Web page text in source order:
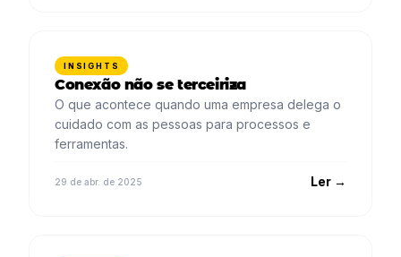
INSIGHTS
Conexão não se terceiriza
O que acontece quando uma empresa delega o
cuidado com as pessoas para processos e
ferramentas.
29 de abr. de 2025 Ler →